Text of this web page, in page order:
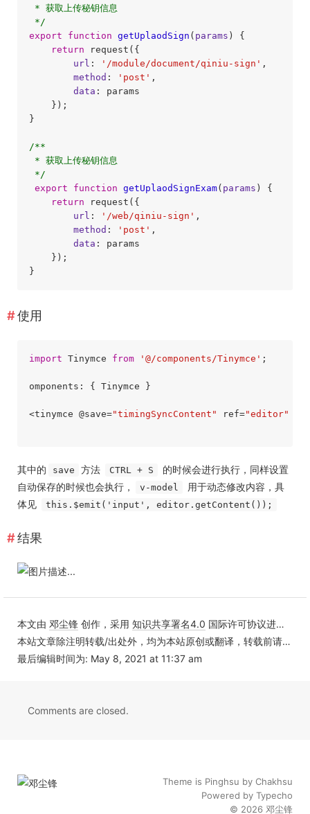
* 获取上传秘钥信息
*/
export
function getUplaodSign ( params ) {
return request({
url : '/module/document/qiniu-sign' ,
method : 'post' ,
data : params
    });
}
/**
* 获取上传秘钥信息
*/
export
function getUplaodSignExam( params ) {
return request({
url : '/web/qiniu-sign' ,
method : 'post' ,
data : params
    });
使用
import Tinymce from '@/components/Tinymce' ;
omponents: { Tinymce }
<tinymce @save="timingSyncContent" ref="editor"
其中的 save 方法 CTRL + S
的时候会进行执行，同样设置
自动保存的时候也会执行，
v-model
用于动态修改内容，具
体见
this.$emit('input', editor.getContent());
结果
本文由 邓尘锋 创作，采用 知识共享署名4.0 国际许可协议进行许可
本站文章除注明转载/出处外，均为本站原创或翻译，转载前请务必署名
最后编辑时间为: May 8, 2021 at 11:37 am
Comments are closed.
Theme is Pinghsu by Chakhsu
Powered by Typecho
© 2026 邓尘锋